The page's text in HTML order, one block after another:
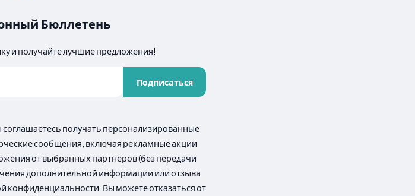
Бюллетень
и получайте лучшие предложения!
Подписаться
получать персонализированные
сообщения, включая рекламные акции
от выбранных партнеров (без передачи
дополнительной информации или отзыва
конфиденциальности. Вы можете отказаться от